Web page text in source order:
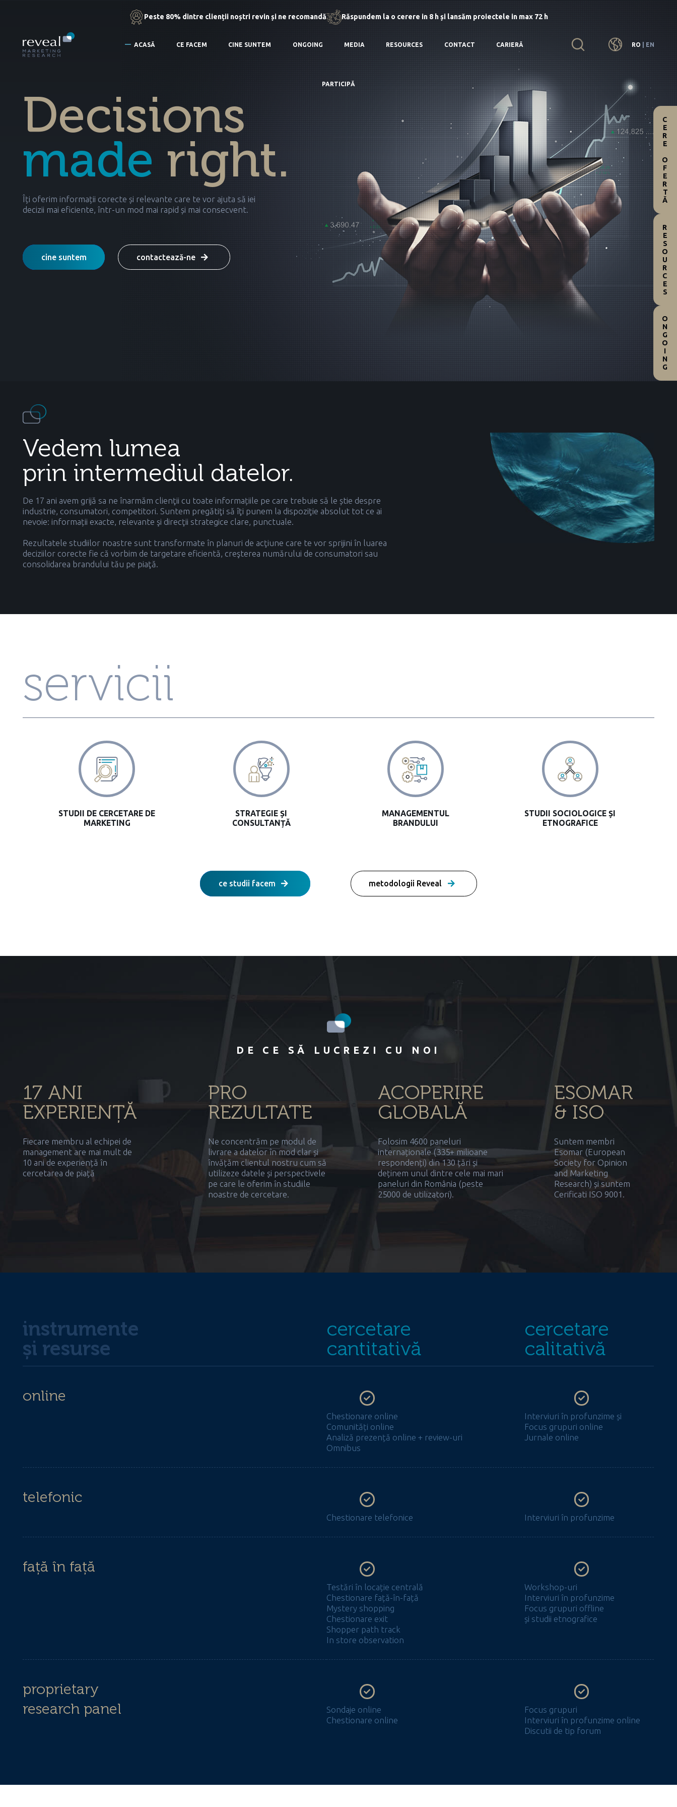
Peste 80% dintre clienții noștri revin și ne recomandă Răspundem la o cerere in 8 h și lansăm proiectele in max 72 h
RO EN
ACASĂ CE FACEM CINE SUNTEM ONGOING MEDIA RESOURCES CONTACT CARIERĂ
PARTICIPĂ
Decisions
made right.
Îți oferim informații corecte și relevante care te vor ajuta să iei
decizii mai eficiente, într-un mod mai rapid și mai consecvent.
cine suntem contactează-ne
Vedem lumea
prin intermediul datelor.
De 17 ani avem grijă sa ne înarmăm clienţii cu toate informațiile pe care trebuie să le știe despre
industrie, consumatori, competitori. Suntem pregătiţi să îţi punem la dispoziţie absolut tot ce ai
nevoie: informații exacte, relevante şi direcţii strategice clare, punctuale.
Rezultatele studiilor noastre sunt transformate în planuri de acţiune care te vor sprijini în luarea
deciziilor corecte fie că vorbim de targetare eficientă, creşterea numărului de consumatori sau
consolidarea brandului tău pe piaţă.
servicii
STUDII DE CERCETARE DE
MARKETING
STRATEGIE ȘI
CONSULTANȚĂ
MANAGEMENTUL
BRANDULUI
STUDII SOCIOLOGICE ȘI
ETNOGRAFICE
ce studii facem metodologii Reveal
DE CE SĂ LUCREZI CU NOI
17 ANI
EXPERIENȚĂ
Fiecare membru al echipei de
management are mai mult de
10 ani de experiență în
cercetarea de piață
PRO
REZULTATE
Ne concentrăm pe modul de
livrare a datelor în mod clar și
învățăm clientul nostru cum să
utilizeze datele și perspectivele
pe care le oferim în studiile
noastre de cercetare.
ACOPERIRE
GLOBALĂ
Folosim 4600 paneluri
internaționale (335+ milioane
respondenți) din 130 țări și
deținem unul dintre cele mai mari
paneluri din România (peste
25000 de utilizatori).
ESOMAR
& ISO
Suntem membri
Esomar (European
Society for Opinion
and Marketing
Research) și suntem
Cerificati ISO 9001.
instrumente
și resurse
cercetare
cantitativă
cercetare
calitativă
online
Chestionare online
Comunități online
Analiză prezență online + review-uri
Omnibus
Interviuri în profunzime și
Focus grupuri online
Jurnale online
telefonic
Chestionare telefonice Interviuri în profunzime
față în față
Testări în locație centrală
Chestionare față-în-față
Mystery shopping
Chestionare exit
Shopper path track
In store observation
Workshop-uri
Interviuri în profunzime
Focus grupuri offline
și studii etnografice
proprietary
research panel
Sondaje online
Chestionare online
Focus grupuri
Interviuri în profunzime online
Discutii de tip forum
CERE OFERTĂ
RESOURCES
ONGOING